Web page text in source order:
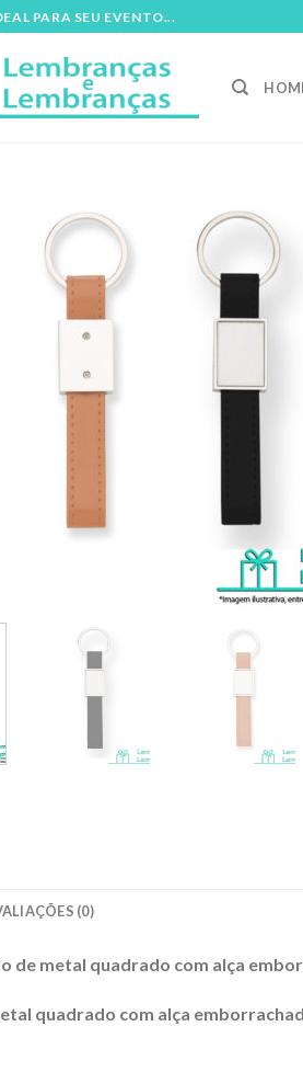
PARA SEU EVENTO...
(0)
de metal quadrado com alça
quadrado com alça